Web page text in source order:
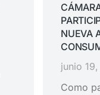
NUEVA
junio
Como